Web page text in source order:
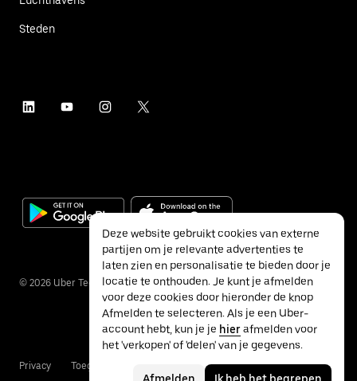
Steden
© 2026 Uber Technologies Inc.
Privacy Toegankelijkheid Voorwaarden
Deze website gebruikt cookies van externe
partijen om je relevante advertenties te
laten zien en personalisatie te bieden door je
locatie te onthouden. Je kunt je afmelden
voor deze cookies door hieronder de knop
Afmelden te selecteren. Als je een Uber-
account hebt, kun je je hierafmelden voor
het 'verkopen' of 'delen' van je gegevens.